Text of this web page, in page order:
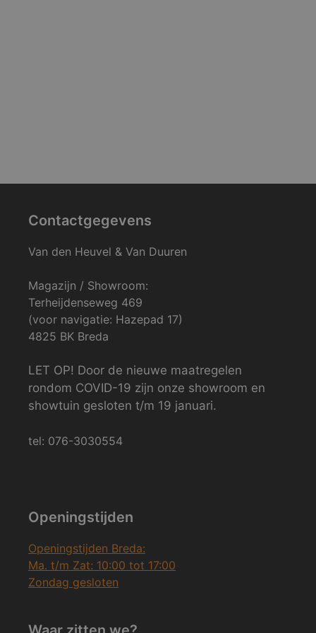
Contactgegevens
Van den Heuvel & Van Duuren
Magazijn / Showroom:
Terheijdenseweg 469
(voor navigatie: Hazepad 17)
4825 BK Breda
LET OP! Door de nieuwe maatregelen
rondom COVID-19 zijn onze showroom en
showtuin gesloten t/m 19 januari.
tel: 076-3030554
Openingstijden
Openingstijden Breda:
Ma. t/m Zat: 10:00 tot 17:00
Zondag gesloten